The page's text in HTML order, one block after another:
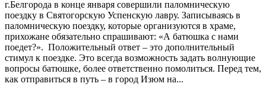
г.Белгорода в конце января совершили паломническую
поездку в Святогорскую Успенскую лавру. Записываясь в
паломническую поездку, которые организуются в храме,
прихожане обязательно спрашивают: «А батюшка с нами
поедет?». Положительный ответ – это дополнительный
стимул к поездке. Это всегда возможность задать волнующие
вопросы батюшке, более ответственно помолиться. Перед тем,
как отправиться в путь – в город Изюм на...